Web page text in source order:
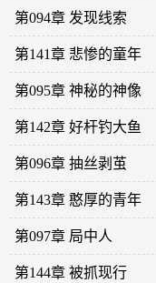
第094章 发现线索
第141章 悲惨的童年
第095章 神秘的神像
第142章 好杆钓大鱼
第096章 抽丝剥茧
第143章 憨厚的青年
第097章 局中人
第144章 被抓现行